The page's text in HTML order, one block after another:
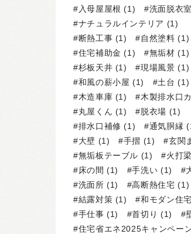
入母屋屋根 (1) 洗面脱衣室
ナチュラルインテリア (1)
断熱工事 (1) 自然塗料 (1)
住宅補助金 (1) 無垢材 (1)
杉板天井 (1) 現場風景 (1)
和風の薪小屋 (1) 土台 (1)
木造車庫 (1) 木製排水口
丸屋くん (1) 脱衣場 (1)
排水口補修 (1) 通気胴縁
大壁 (1) 手摺 (1) 玄関
無垢板テーブル (1) 火打梁
床の間 (1) 手洗い (1)
洗面所 (1) 高断熱住宅 (1)
結露対策 (1) 和モダン住宅
手仕事 (1) 首切り (1)
住宅省エネ2025キャンペー